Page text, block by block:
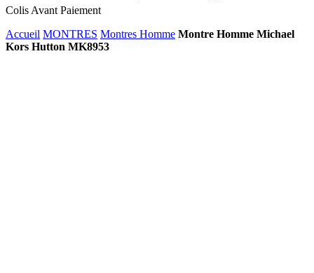
Colis Avant Paiement
Accueil MONTRES Montres Homme Montre Homme Michael
Kors Hutton MK8953